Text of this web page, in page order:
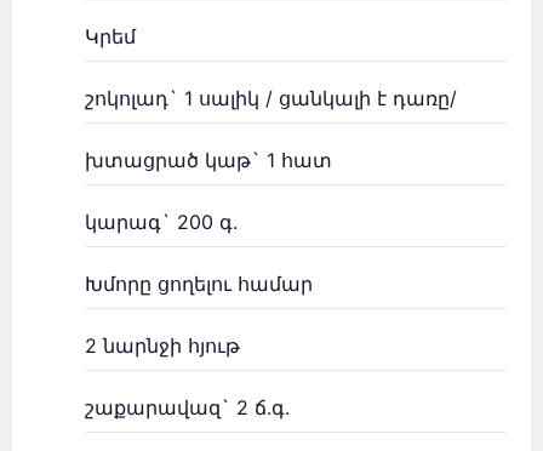
Կրեմ
շոկոլադ` 1 սալիկ / ցանկալի է դառը/
խտացրած կաթ` 1 հատ
կարագ` 200 գ.
Խմորը ցողելու համար
2 նարնջի հյութ
շաքարավազ` 2 ճ.գ.